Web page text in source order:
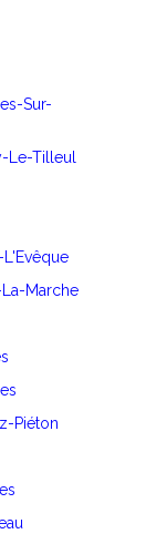
Sur-
Le-Tilleul
Marche
Piéton